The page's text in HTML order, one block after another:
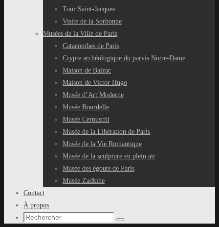
Tour Saint-Jacques
Visite de la Sorbonne
Musées de la Ville de Paris
Catacombes de Paris
Crypte archéologique du parvis Notre-Dame
Maison de Balzac
Maison de Victor Hugo
Musée d’Art Moderne
Musée Bourdelle
Musée Cernuschi
Musée de la Libération de Paris
Musée de la Vie Romantique
Musée de la sculpture en plein air
Musée des égouts de Paris
Musée Zadkine
Contact
À propos
Recherche
Rechercher